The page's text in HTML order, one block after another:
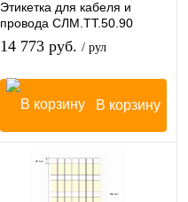
Этикетка для кабеля и
провода СЛМ.ТТ.50.90
14 773 руб. / рул
В корзину